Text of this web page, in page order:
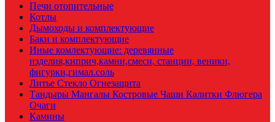
Печи отопительные
Котлы
Дымоходы и комплектующие
Баки и комплектующие
Иные комлектующие: деревянные
изделия,киприч,камни,смеси, станции, веники,
фигурки,гимал.соль
Литье Стекло Огнезащита
Тандыры Мангалы Костровые Чаши Калитки Флюгера
Очаги
Камины